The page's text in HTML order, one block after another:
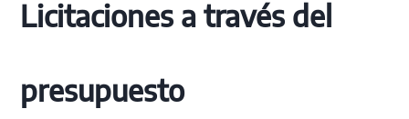
Licitaciones a través del
presupuesto